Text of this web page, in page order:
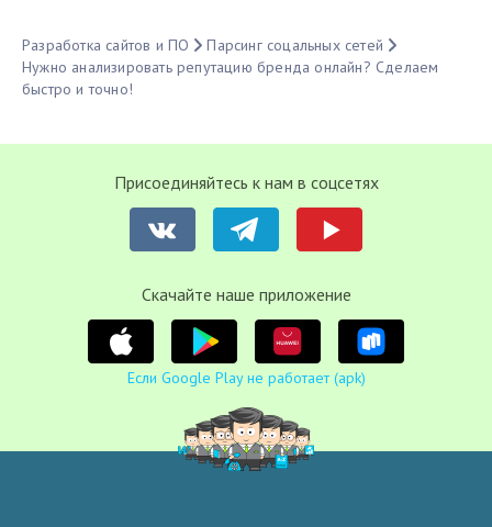
Разработка сайтов и ПО
Парсинг соцальных сетей
Нужно анализировать репутацию бренда онлайн? Сделаем
быстро и точно!
Присоединяйтесь к нам в соцсетях
Cкачайте наше приложение
Если Google Play не работает (apk)